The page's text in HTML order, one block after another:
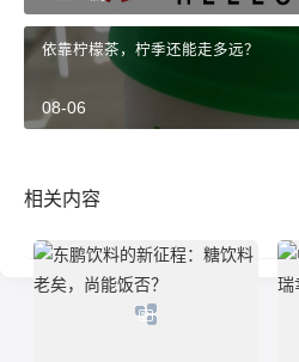
依靠柠檬茶，柠季还能走多远？
08-06
相关内容